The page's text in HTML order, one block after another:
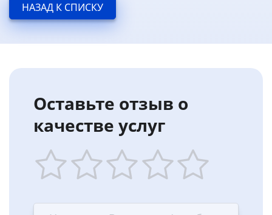
НАЗАД К СПИСКУ
Оставьте отзыв о
качестве услуг
star
stars
stars
stars
stars